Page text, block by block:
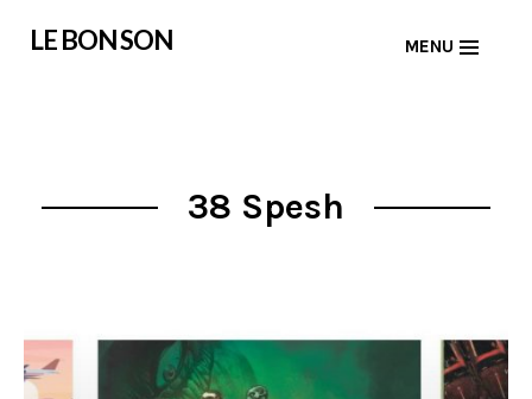
LE BON SON MENU
38 Spesh